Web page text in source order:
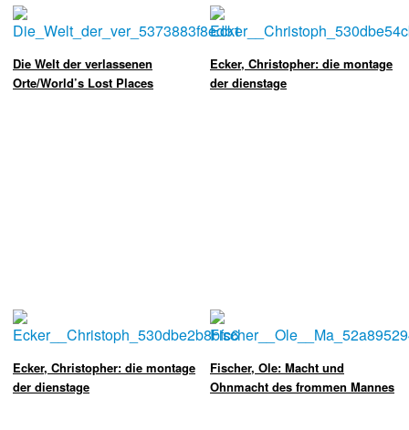
Die Welt der verlassenen
Orte/World’s Lost Places
Ecker, Christopher: die montage
der dienstage
Ecker, Christopher: die montage
der dienstage
Fischer, Ole: Macht und
Ohnmacht des frommen Mannes